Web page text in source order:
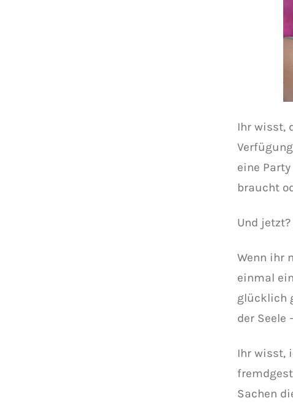
Ihr wisst,
eine
braucht
Und
Wenn ihr
einmal
glücklich
der Seele
Ihr wisst,
Sachen